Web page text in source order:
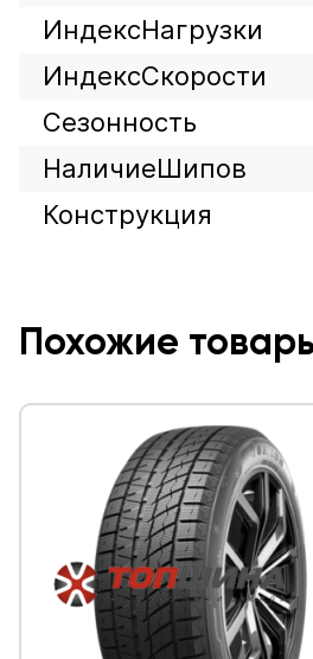
ИндексНагрузки
ИндексСкорости
Сезонность
НаличиеШипов
Конструкция
Похожие